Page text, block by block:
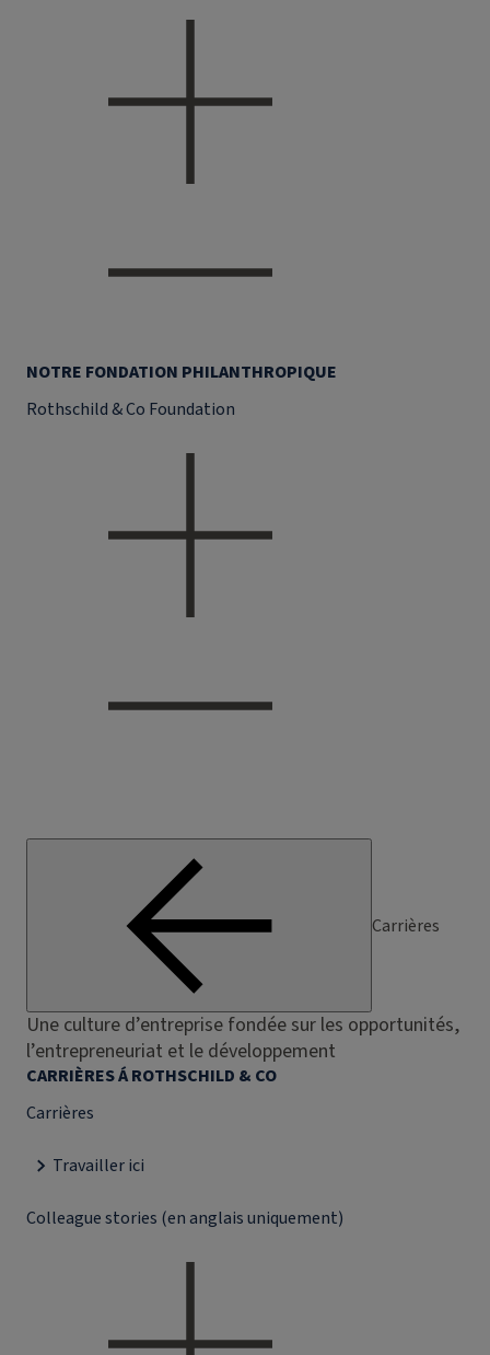
NOTRE FONDATION PHILANTHROPIQUE
Rothschild & Co Foundation
Carrières
Une culture d’entreprise fondée sur les opportunités,
l’entrepreneuriat et le développement
CARRIÈRES Á ROTHSCHILD & CO
Carrières
Travailler ici
Colleague stories (en anglais uniquement)